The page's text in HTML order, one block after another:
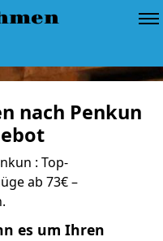
nach Penkun
: Top-
ab 73€ –
es um Ihren